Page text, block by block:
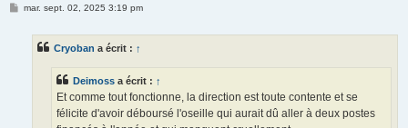
Mmar. sept. 02, 2025 3:19 pm
Cryoban a écrit : ↑
Deimoss a écrit : ↑
Et comme tout fonctionne, la direction est toute contente et se
félicite d'avoir déboursé l'oseille qui aurait dû aller à deux postes